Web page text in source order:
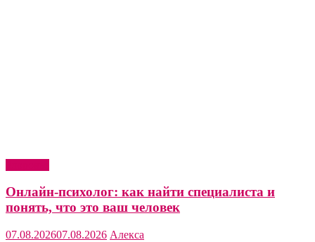
Онлайн-психолог: как найти специалиста и
понять, что это ваш человек
07.08.202607.08.2026 Алекса